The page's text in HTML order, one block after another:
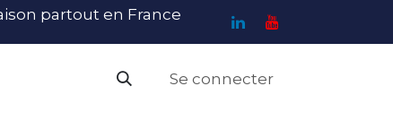
partout en France
Se connecter